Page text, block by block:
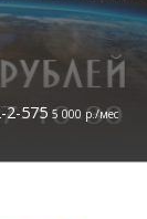
575 5 000 р./мес